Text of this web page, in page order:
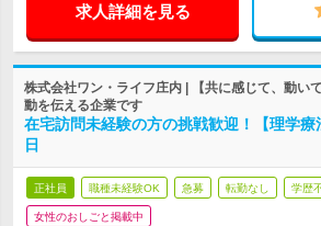
求人詳細を見る
株式会社ワン・ライフ庄内 | 【共に感じて、動い
動を伝える企業です
在宅訪問未経験の方の挑戦歓迎！【理学
日
正社員 職種未経験OK 急募 転勤なし 学歴
女性のおしごと掲載中